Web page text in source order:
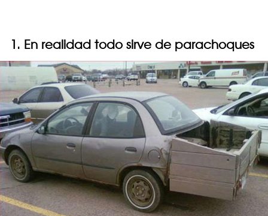
1. En realidad todo sirve de parachoques